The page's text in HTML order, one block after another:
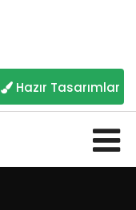
Hazır Tasarımlar